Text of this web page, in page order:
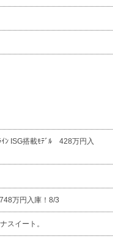
ｲﾝ ISG搭載ﾓﾃﾞﾙ 428万円入
万円入庫！8/3
スイート。